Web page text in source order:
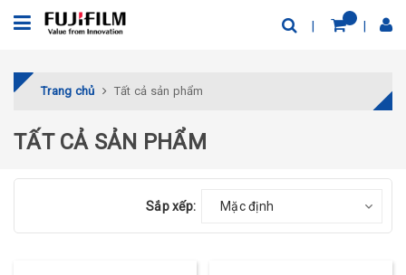
Trang chủ Tất cả sản phẩm
TẤT CẢ SẢN PHẨM
Sắp xếp: Mặc định